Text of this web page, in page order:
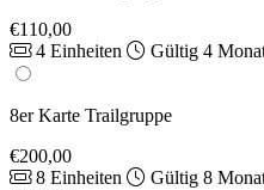
€110,00
4 Einheiten
Gültig 4
8er Karte Trailgruppe
€200,00
8 Einheiten
Gültig 8